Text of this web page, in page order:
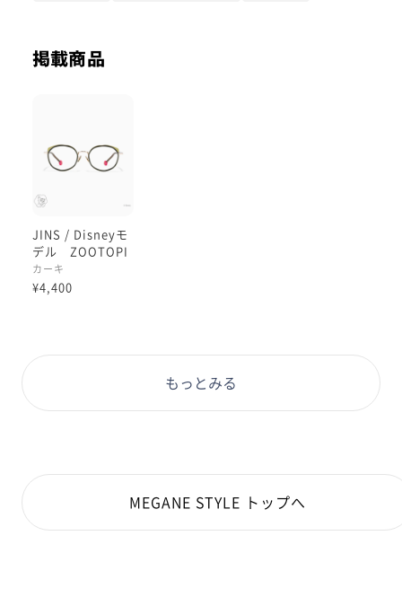
掲載商品
JINS / Disneyモ
デル ZOOTOPI
Aデザイン ニッ
クモデル
カーキ
¥4,400
もっとみる
MEGANE STYLE トップへ